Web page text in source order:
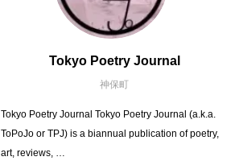
Tokyo Poetry Journal
神保町
Tokyo Poetry Journal Tokyo Poetry Journal (a.k.a.
ToPoJo or TPJ) is a biannual publication of poetry,
art, reviews, …